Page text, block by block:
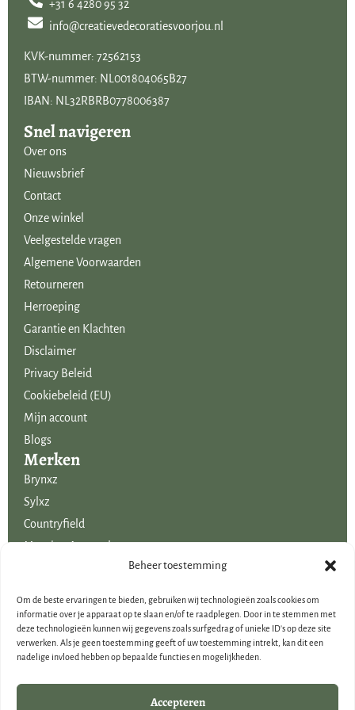
Beheer toestemming
Om de beste ervaringen te bieden, gebruiken wij technologieën zoals cookies om
informatie over je apparaat op te slaan en/of te raadplegen. Door in te stemmen met
deze technologieën kunnen wij gegevens zoals surfgedrag of unieke ID's op deze site
verwerken. Als je geen toestemming geeft of uw toestemming intrekt, kan dit een
nadelige invloed hebben op bepaalde functies en mogelijkheden.
Accepteren
merk.
is Countryfield het merk voor jou! Van LED kaarsen tot klokken, van
sfeerlichtjes tot zijden bloemen. Maar ook stijlvolle bloempotten en
bijzondere seizoen decoraties ontbreken zeker ook niet in het
assortiment. Een wisselend assortiment volgens de laatste
woontrends is verkrijgbaar in de winkel en webwinkel van Creatieve
Decoraties Voor Jou.
+31 6 4280 95 32
info@creatievedecoratiesvoorjou.nl
KVK-nummer: 72562153
BTW-nummer: NL001804065B27
IBAN: NL32RBRB0778006387
Snel navigeren
Over ons
Nieuwsbrief
Contact
Onze winkel
Veelgestelde vragen
Algemene Voorwaarden
Retourneren
Herroeping
Garantie en Klachten
Disclaimer
Privacy Beleid
Cookiebeleid (EU)
Mijn account
Blogs
Merken
Brynxz
Sylxz
Countryfield
Mansion Atmosphere
Uitgelicht voor jou!
Voordelige boeketten kunstbloemen
Woondecoraties
Cadeau-artikelen